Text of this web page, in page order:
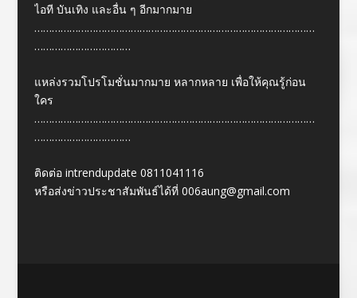
ไอที บันเทิง และอื่น ๆ อีกมากมาย
……………………………………………………………………………………
……………………………
แหล่งรวมโปรโมชั่นมากมาย หลากหลาย เพื่อให้คุณรู้ก่อน
ใคร
……………………………………………………………………………………
……………………………
ติดต่อ intrendupdate 0811041116
หรือส่งข่าวประชาสัมพันธ์ได้ที่ 006aung@gmail.com